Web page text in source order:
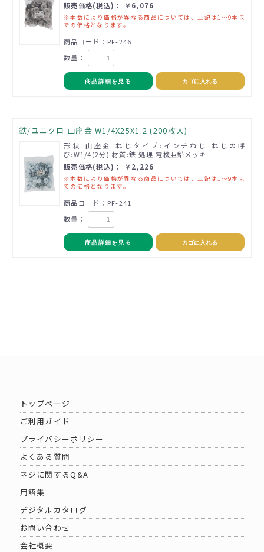
販売価格(税込)： ￥6,076
※本数により価格が異なる商品については、上記は1～9本ま
での価格となります。
商品コード：PF-246
数量：
商品詳細を見る カゴに入れる
鉄/ユニクロ 山座金 W1/4X25X1.2 (200枚入)
形状:山座金 ねじタイプ:インチねじ ねじの呼
び:W1/4(2分) 材質:鉄 処理:電機亜鉛メッキ
販売価格(税込)： ￥2,226
※本数により価格が異なる商品については、上記は1～9本ま
での価格となります。
商品コード：PF-241
数量：
商品詳細を見る カゴに入れる
トップページ
ご利用ガイド
プライバシーポリシー
よくある質問
ネジに関するQ&A
用語集
デジタルカタログ
お問い合わせ
会社概要